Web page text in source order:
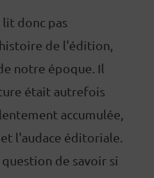
donc pas
de l'édition,
notre époque. Il
était autrefois
accumulée,
l'audace éditoriale.
de savoir si